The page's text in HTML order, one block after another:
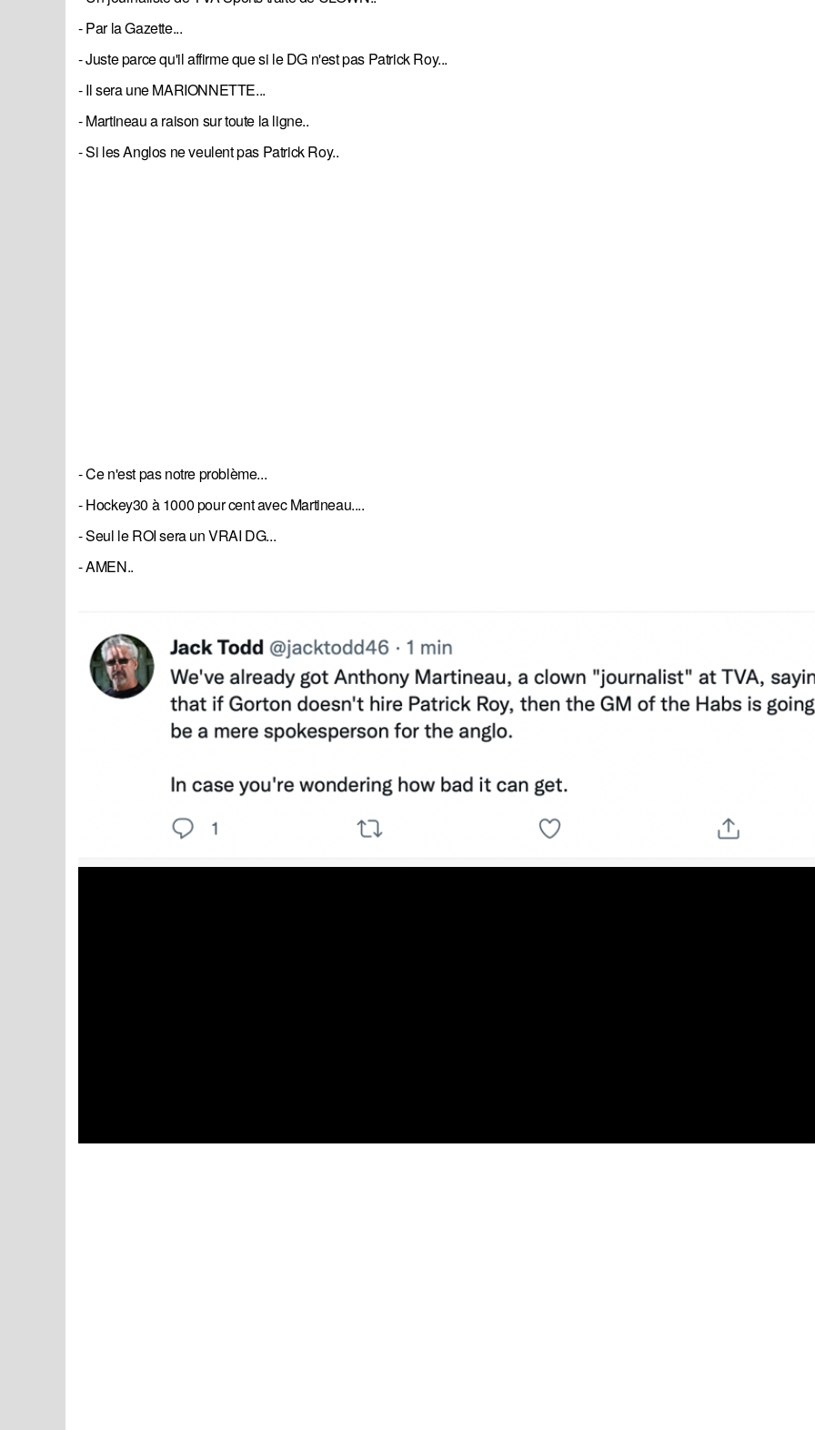
- Par la Gazette...
- Juste parce qu'il affirme que si le DG n'est pas Patrick Roy...
- Il sera une MARIONNETTE...
- Martineau a raison sur toute la ligne..
- Si les Anglos ne veulent pas Patrick Roy..
- Ce n'est pas notre problème...
- Hockey30 à 1000 pour cent avec Martineau....
- Seul le ROI sera un VRAI DG...
- AMEN..